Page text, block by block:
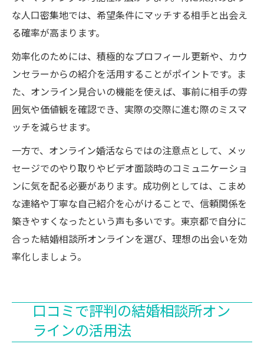
な人口密集地では、希望条件にマッチする相手と出会え
る確率が高まります。
効率化のためには、積極的なプロフィール更新や、カウ
ンセラーからの紹介を活用することがポイントです。ま
た、オンライン見合いの機能を使えば、事前に相手の雰
囲気や価値観を確認でき、実際の交際に進む際のミスマ
ッチを減らせます。
一方で、オンライン婚活ならではの注意点として、メッ
セージでのやり取りやビデオ面談時のコミュニケーショ
ンに気を配る必要があります。成功例としては、こまめ
な連絡や丁寧な自己紹介を心がけることで、信頼関係を
築きやすくなったという声も多いです。東京都で自分に
合った結婚相談所オンラインを選び、理想の出会いを効
率化しましょう。
口コミで評判の結婚相談所オン
ラインの活用法